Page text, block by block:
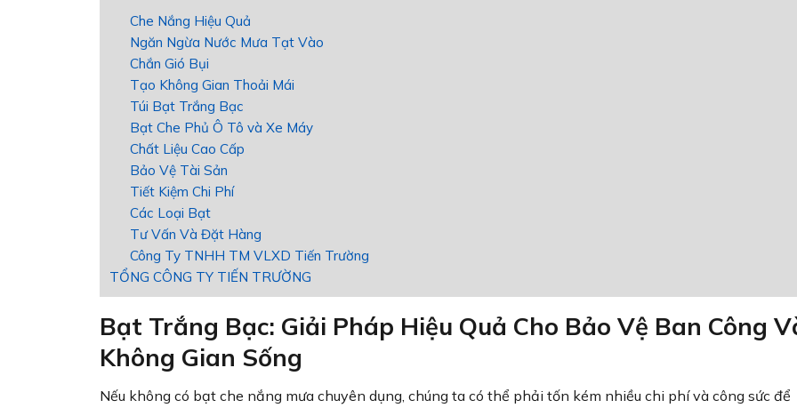
Che Nắng Hiệu Quả
Ngăn Ngừa Nước Mưa Tạt Vào
Chắn Gió Bụi
Tạo Không Gian Thoải Mái
Túi Bạt Trắng Bạc
Bạt Che Phủ Ô Tô và Xe Máy
Chất Liệu Cao Cấp
Bảo Vệ Tài Sản
Tiết Kiệm Chi Phí
Các Loại Bạt
Tư Vấn Và Đặt Hàng
Công Ty TNHH TM VLXD Tiến Trường
TỔNG CÔNG TY TIẾN TRƯỜNG
Bạt Trắng Bạc: Giải Pháp Hiệu Quả Cho Bảo Vệ Ban Công
Không Gian Sống
Nếu không có bạt che nắng mưa chuyên dụng, chúng ta có thể phải tốn kém nhiều chi phí và công sức để